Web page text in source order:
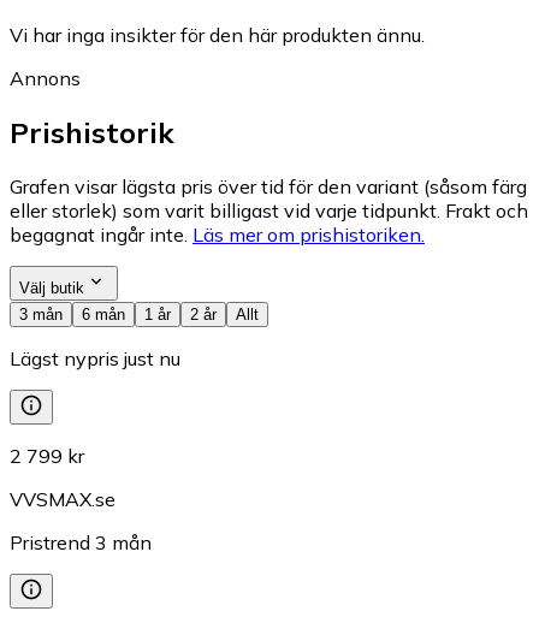
Vi har inga insikter för den här produkten ännu.
Annons
Prishistorik
Grafen visar lägsta pris över tid för den variant (såsom färg
eller storlek) som varit billigast vid varje tidpunkt. Frakt och
begagnat ingår inte. Läs mer om prishistoriken.
Välj butik
3 mån
6 mån 1 år 2 år Allt
Lägst nypris just nu
2 799 kr
VVSMAX.se
Pristrend 3 mån